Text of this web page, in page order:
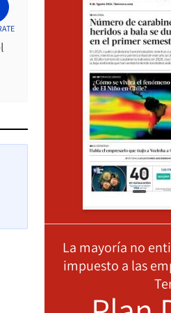
La mayoría no
impuesto a las